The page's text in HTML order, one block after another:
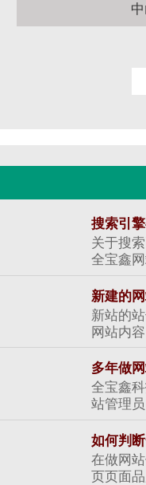
搜索引
关于搜
全宝鑫
新建的
新站的
网站内
多年做
全宝鑫
站管理
如何判
在做网
页页面